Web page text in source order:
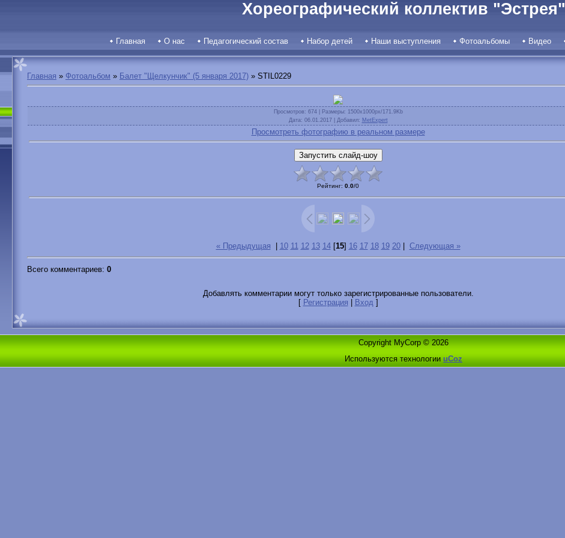
Хореографический коллектив "Эстрея"
Главная О нас Педагогический состав Набор детей Наши выступления Фотоальбомы Видео
Главная » Фотоальбом » Балет "Щелкунчик" (5 января 2017) » STIL0229
Просмотров: 674 | Размеры: 1500x1000px/171.9Kb
Дата: 06.01.2017 | Добавил: MetExpert
Просмотреть фотографию в реальном размере
Рейтинг: 0.0/0
« Предыдущая 10 11 12 13 14[15] 16 17 18 19 20| Следующая »
Всего комментариев: 0
Добавлять комментарии могут только зарегистрированные пользователи.
[ Регистрация Вход]
Copyright MyCorp © 2026
Используются технологииuCoz